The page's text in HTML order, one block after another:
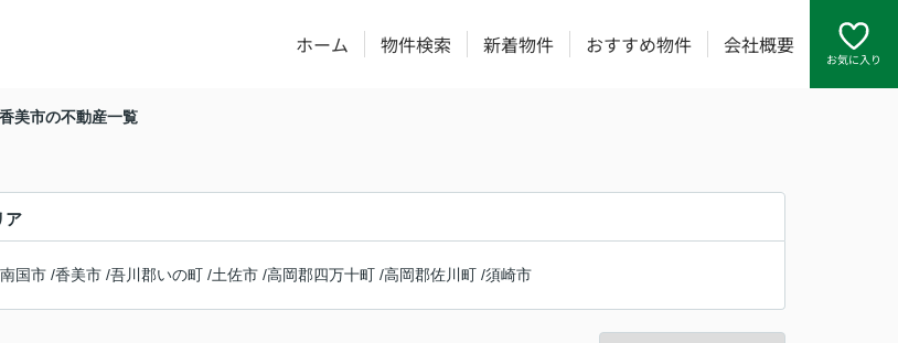
ホーム 物件検索 新着物件 おすすめ物件 会社概要
お気に入り
香美市の不動産一覧
ア
南国市 /香美市 /吾川郡いの町 /土佐市 /高岡郡四万十町 /高岡郡佐川町 /須崎市